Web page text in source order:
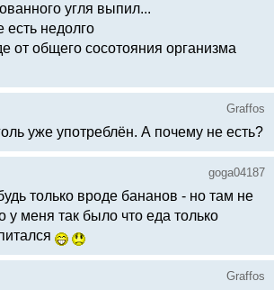
угля выпил...
есть недолго
от общего сосотояния организма
Graffos
уже употреблён. А почему не есть?
goga04187
только вроде бананов - но там не
у меня так было что еда только
Graffos